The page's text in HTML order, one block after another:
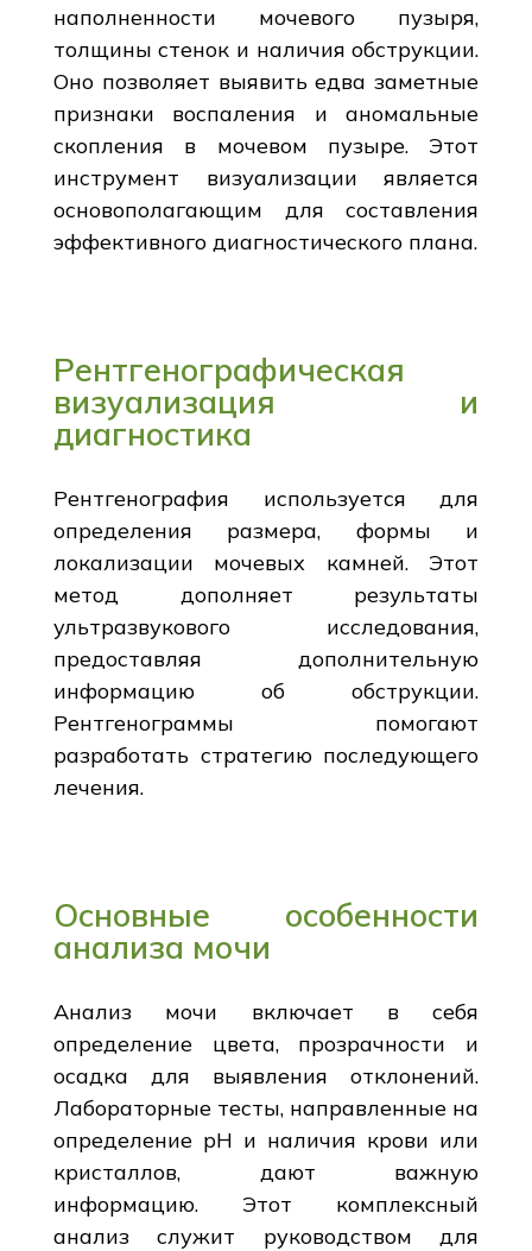
наполненности мочевого пузыря,
толщины стенок и наличия обструкции.
Оно позволяет выявить едва заметные
признаки воспаления и аномальные
скопления в мочевом пузыре. Этот
инструмент визуализации является
основополагающим для составления
эффективного диагностического плана.
Рентгенографическая
визуализация и
диагностика
Рентгенография используется для
определения размера, формы и
локализации мочевых камней. Этот
метод дополняет результаты
ультразвукового исследования,
предоставляя дополнительную
информацию об обструкции.
Рентгенограммы помогают
разработать стратегию последующего
лечения.
Основные особенности
анализа мочи
Анализ мочи включает в себя
определение цвета, прозрачности и
осадка для выявления отклонений.
Лабораторные тесты, направленные на
определение рН и наличия крови или
кристаллов, дают важную
информацию. Этот комплексный
анализ служит руководством для